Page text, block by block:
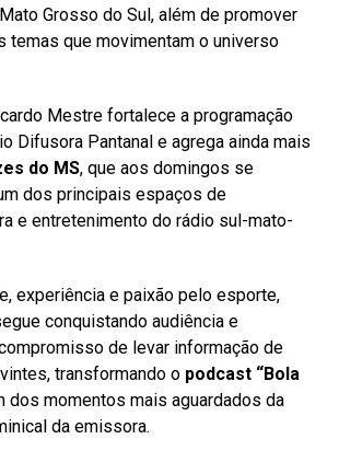
Grosso do Sul, além de promover
temas que movimentam o universo
Mestre fortalece a programação
Difusora Pantanal e agrega ainda mais
do MS, que aos domingos se
dos principais espaços de
e entretenimento do rádio sul-mato-
experiência e paixão pelo esporte,
conquistando audiência e
de levar informação de
transformando o podcast “Bola
dos momentos mais aguardados da
da emissora.